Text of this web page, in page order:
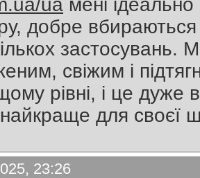
ua мені
добре
свіжим і
рівні, і це
найкраще для своєї
23:26